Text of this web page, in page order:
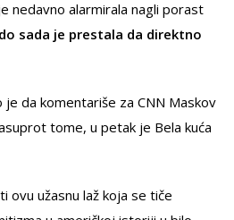
nedavno alarmirala nagli porast
do sada je prestala da direktno
da komentariše za CNN Maskov
tome, u petak je Bela kuća
ovu užasnu laž koja se tiče